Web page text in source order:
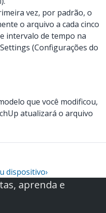
vez, por padrão, o
o arquivo a cada cinco
intervalo de tempo na
(Configurações do
que você modificou,
atualizará o arquivo
dispositivo›
aprenda e